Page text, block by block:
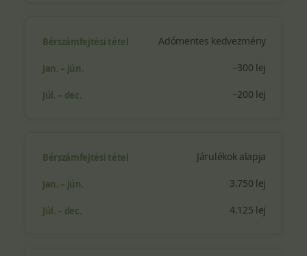
Adómentes kedvezmény
−300 lej
−200 lej
Járulékok alapja
3.750 lej
4.125 lej